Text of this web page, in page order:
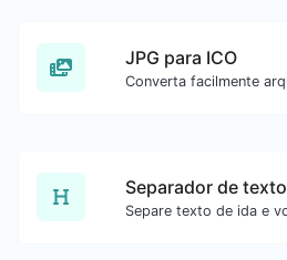
JPG para ICO
Separador de texto